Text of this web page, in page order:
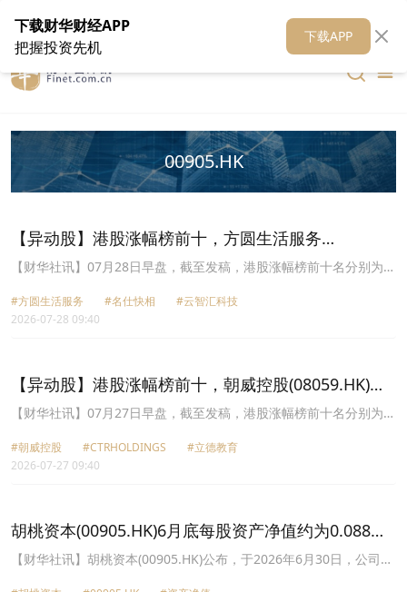
在线客服 关于我们 财华媒体矩阵 财华智库
00905.HK
【异动股】港股涨幅榜前十，方圆生活服务
(09978.HK)涨+208.70%，名仕快相(08483.HK)涨
【财华社讯】07月28日早盘，截至发稿，港股涨幅榜前十名分别为方
+81.25%、云智汇科技(01037.HK)涨幅+71.43%、中国口腔产业
(08406.HK)涨幅+20.63%、爱世纪集团(08507.HK)涨幅+15.63%、胡
(08193.HK)涨幅+12.36%、德信服务集团(02215.HK)涨幅+11.11%。
#方圆生活服务 #名仕快相
#云智汇科技
2026-07-28 09:40
【异动股】港股涨幅榜前十，朝威控股(08059.HK)涨
+18.75%，CTR HOLDINGS(01416.HK)涨+17.86%
【财华社讯】07月27日早盘，截至发稿，港股涨幅榜前十名分别为朝
+17.86%、立德教育(01449.HK)涨幅+16.67%、喆丽控股(02209.HK)
涨幅+16.61%、爱世纪集团(08507.HK)涨幅+15.25%、迈越科技
渝太地产(00075.HK)涨幅+11.26%。
#朝威控股 #CTRHOLDINGS
#立德教育
2026-07-27 09:40
胡桃资本(00905.HK)6月底每股资产净值约为0.088港
元
【财华社讯】胡桃资本(00905.HK)公布，于2026年6月30日，公司之
下载财华财经APP
把握投资先机
下载APP